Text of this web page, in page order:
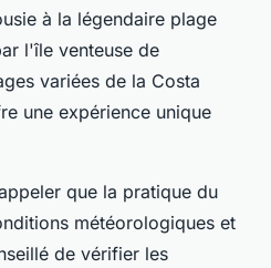
à la légendaire plage
l'île venteuse de
variées de la Costa
une expérience unique
que la pratique du
météorologiques et
de vérifier les